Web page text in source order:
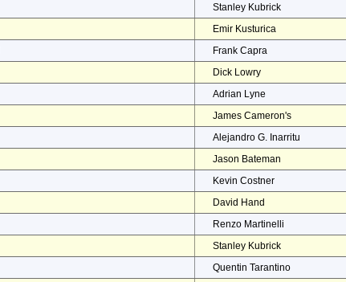
Stanley Kubrick
Emir Kusturica
Frank Capra
Dick Lowry
Adrian Lyne
James Cameron's
Alejandro G. Inarritu
Jason Bateman
Kevin Costner
David Hand
Renzo Martinelli
Stanley Kubrick
Quentin Tarantino